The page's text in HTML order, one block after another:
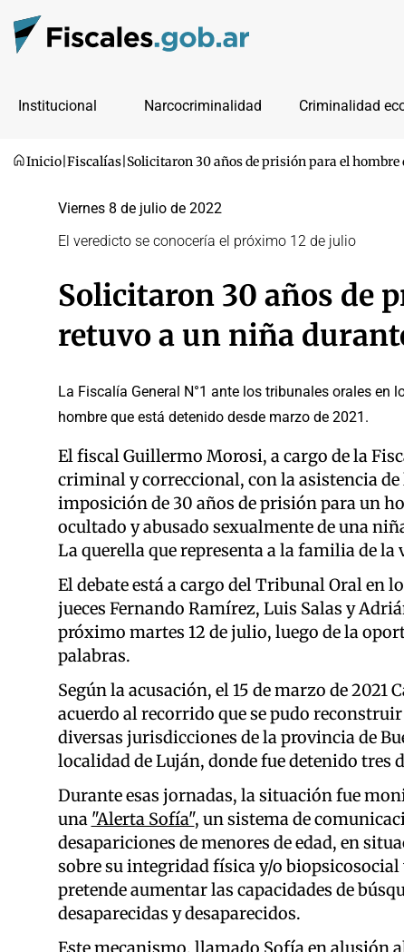
Institucional Narcocriminalidad Criminalidad
Inicio Fiscalías Solicitaron 30 años de prisión para el
Viernes 8 de julio de 2022
El veredicto se conocería el próximo 12 de julio
Solicitaron 30 años de
retuvo a un niña
La Fiscalía General N°1 ante los tribunales orales
hombre que está detenido desde marzo de 2021.
El fiscal Guillermo Morosi, a cargo de la
criminal y correccional, con la asistencia
imposición de 30 años de prisión para un
ocultado y abusado sexualmente de una
La querella que representa a la familia de
El debate está a cargo del Tribunal Oral en
jueces Fernando Ramírez, Luis Salas y
próximo martes 12 de julio, luego de la
palabras.
Según la acusación, el 15 de marzo de
acuerdo al recorrido que se pudo
diversas jurisdicciones de la provincia de
localidad de Luján, donde fue detenido tres
Durante esas jornadas, la situación fue
una "Alerta Sofía", un sistema de
desapariciones de menores de edad, en
sobre su integridad física y/o
pretende aumentar las capacidades de
desaparecidas y desaparecidos.